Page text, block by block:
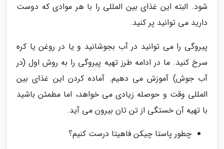
شود. البته این غذای بین المللی را با هر موادی که دوست
دارید می توانید پر کنید.
پیروگی را می توانید در آب بجوشانید و یا در روغن یا کره
سرخ کنید. ما در ادامه طرز تهیه پیروگی را به روش اول (در
آب جوش) آموزش می دهیم. آماده کردن این غذای بین
المللی وقت و حوصله زیادی می خواهد، اما مطمئن باشید
با تهیه آن خستگی از تن تان بیرون می آید.
چطور پاستا چیکن فاهیتا درست کنیم؟